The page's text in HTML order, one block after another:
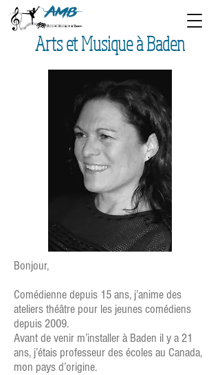
Arts et Musique à Baden
Bonjour,
Comédienne depuis 15 ans, j’anime des
ateliers théâtre pour les jeunes comédiens
depuis 2009.
Avant de venir m’installer à Baden il y a 21
ans, j’étais professeur des écoles au Canada,
mon pays d’origine.